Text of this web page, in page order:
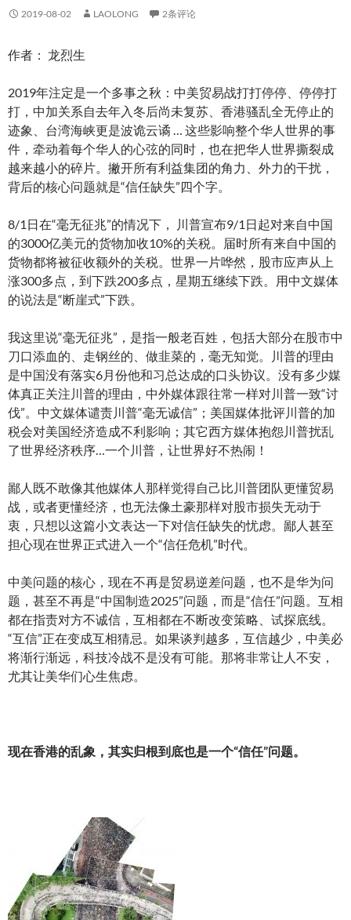
2019-08-02 LAOLONG 2条评论
作者： 龙烈生
2019年注定是一个多事之秋：中美贸易战打打停停、停停打
打，中加关系自去年入冬后尚未复苏、香港骚乱全无停止的
迹象、台湾海峡更是波诡云谲 … 这些影响整个华人世界的事
件，牵动着每个华人的心弦的同时，也在把华人世界撕裂成
越来越小的碎片。撇开所有利益集团的角力、外力的干扰，
背后的核心问题就是“信任缺失”四个字。
8/1日在“毫无征兆”的情况下， 川普宣布9/1日起对来自中国
的3000亿美元的货物加收10%的关税。届时所有来自中国的
货物都将被征收额外的关税。世界一片哗然，股市应声从上
涨300多点，到下跌200多点，星期五继续下跌。用中文媒体
的说法是“断崖式”下跌。
我这里说“毫无征兆”，是指一般老百姓，包括大部分在股市中
刀口添血的、走钢丝的、做韭菜的，毫无知觉。川普的理由
是中国没有落实6月份他和习总达成的口头协议。没有多少媒
体真正关注川普的理由，中外媒体跟往常一样对川普一致“讨
伐”。中文媒体谴责川普“毫无诚信”；美国媒体批评川普的加
税会对美国经济造成不利影响；其它西方媒体抱怨川普扰乱
了世界经济秩序…一个川普，让世界好不热闹！
鄙人既不敢像其他媒体人那样觉得自己比川普团队更懂贸易
战，或者更懂经济，也无法像土豪那样对股市损失无动于
衷，只想以这篇小文表达一下对信任缺失的忧虑。鄙人甚至
担心现在世界正式进入一个“信任危机”时代。
中美问题的核心，现在不再是贸易逆差问题，也不是华为问
题，甚至不再是“中国制造2025”问题，而是“信任”问题。互相
都在指责对方不诚信，互相都在不断改变策略、试探底线。
“互信”正在变成互相猜忌。如果谈判越多，互信越少，中美必
将渐行渐远，科技冷战不是没有可能。那将非常让人不安，
尤其让美华们心生焦虑。
现在香港的乱象，其实归根到底也是一个“信任”问题。